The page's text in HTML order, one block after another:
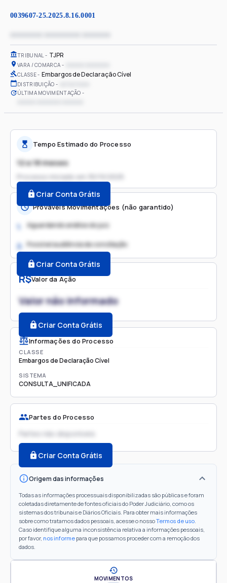
0039607-25.2025.8.16.0001
TRIBUNAL TJPR
VARA / COMARCA
CLASSE Embargos de Declaração Cível
DISTRIBUIÇÃO
ÚLTIMA MOVIMENTAÇÃO
R$Valor da Ação
Valor não informado
Criar Conta Grátis
Informações do Processo
CLASSE
Embargos de Declaração Cível
SISTEMA
CONSULTA_UNIFICADA
Partes do Processo
Partes não disponíveis
Criar Conta Grátis
Origem das informações
Todas as informações processuais disponibilizadas são públicas e foram
coletadas diretamente de fontes oficiais do Poder Judiciário, como os
sistemas dos tribunais e Diários Oficiais. Para obter mais informações
sobre como tratamos dados pessoais, acesse o nossoTermos de uso.
Caso identifique alguma inconsistência relativa a informações pessoais,
por favor, nos informe para que possamos proceder com a remoção dos
dados.
Tempo Estimado do Processo
12 a 18 meses
Processo iniciado em
Criar Conta Grátis
Prováveis Movimentações (não garantido)
1. Aguardando análise do juiz
2. Possível audiência de conciliação
Criar Conta Grátis
MOVIMENTOS